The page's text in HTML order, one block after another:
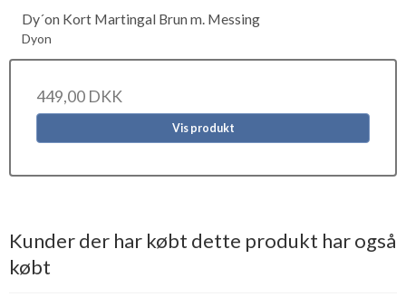
Dy´on Kort Martingal Brun m. Messing
Dyon
449,00 DKK
Vis produkt
Kunder der har købt dette produkt har også
købt